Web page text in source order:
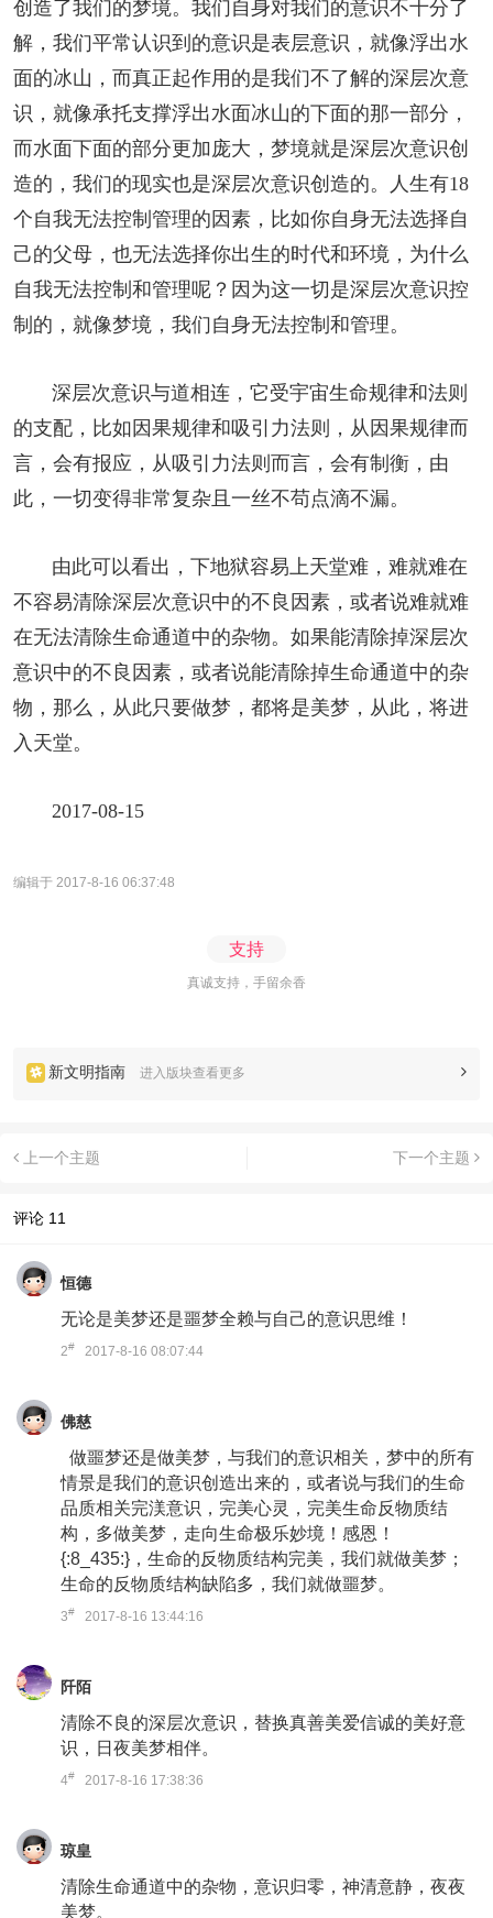
创造了我们的梦境。我们自身对我们的意识不十分了
解，我们平常认识到的意识是表层意识，就像浮出水
面的冰山，而真正起作用的是我们不了解的深层次意
识，就像承托支撑浮出水面冰山的下面的那一部分，
而水面下面的部分更加庞大，梦境就是深层次意识创
造的，我们的现实也是深层次意识创造的。人生有18
个自我无法控制管理的因素，比如你自身无法选择自
己的父母，也无法选择你出生的时代和环境，为什么
自我无法控制和管理呢？因为这一切是深层次意识控
制的，就像梦境，我们自身无法控制和管理。
深层次意识与道相连，它受宇宙生命规律和法则
的支配，比如因果规律和吸引力法则，从因果规律而
言，会有报应，从吸引力法则而言，会有制衡，由
此，一切变得非常复杂且一丝不苟点滴不漏。
由此可以看出，下地狱容易上天堂难，难就难在
不容易清除深层次意识中的不良因素，或者说难就难
在无法清除生命通道中的杂物。如果能清除掉深层次
意识中的不良因素，或者说能清除掉生命通道中的杂
物，那么，从此只要做梦，都将是美梦，从此，将进
入天堂。
2017-08-15
编辑于 2017-8-16 06:37:48
支持
真诚支持，手留余香
新文明指南 进入版块查看更多
上一个主题 下一个主题
评论 11
恒德
无论是美梦还是噩梦全赖与自己的意识思维！
2# 2017-8-16 08:07:44
佛慈
做噩梦还是做美梦，与我们的意识相关，梦中的所有
情景是我们的意识创造出来的，或者说与我们的生命
品质相关完渼意识，完美心灵，完美生命反物质结
构，多做美梦，走向生命极乐妙境！感恩！
{:8_435:}，生命的反物质结构完美，我们就做美梦；
生命的反物质结构缺陷多，我们就做噩梦。
3# 2017-8-16 13:44:16
阡陌
清除不良的深层次意识，替换真善美爱信诚的美好意
识，日夜美梦相伴。
4# 2017-8-16 17:38:36
琼皇
清除生命通道中的杂物，意识归零，神清意静，夜夜
美梦。